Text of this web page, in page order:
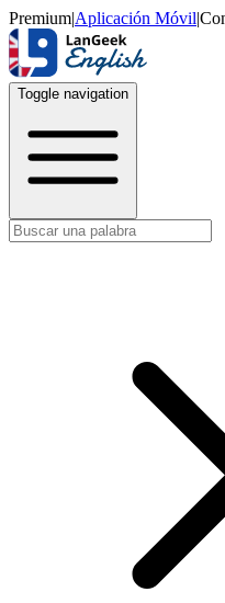
Premium|Aplicación Móvil|
Toggle navigation